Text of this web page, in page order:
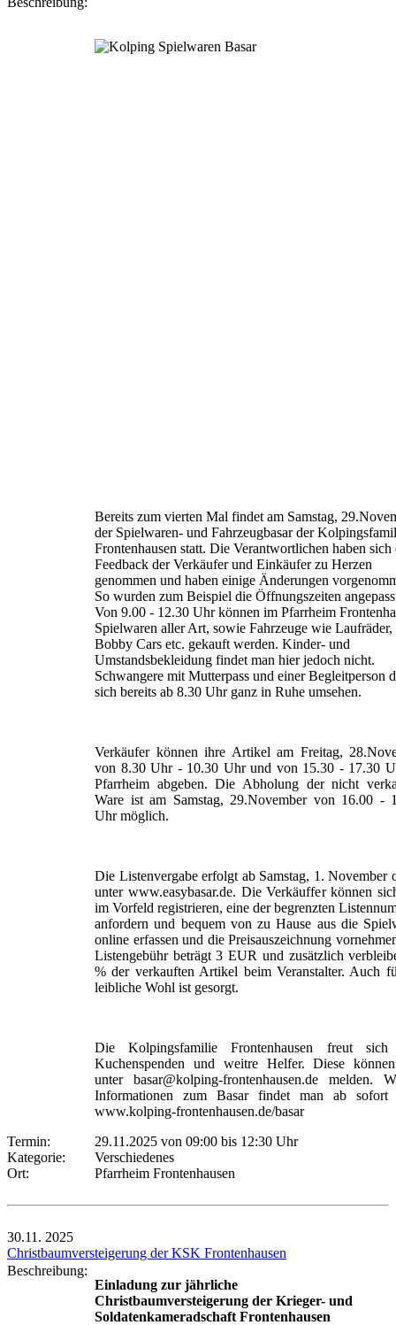
Bereits zum vierten Mal findet am Samstag,
der Spielwaren- und Fahrzeugbasar der
Frontenhausen statt. Die Verantwortlichen haben sich
Feedback der Verkäufer und Einkäufer zu Herzen
genommen und haben einige Änderungen
So wurden zum Beispiel die Öffnungszeiten
Von 9.00 - 12.30 Uhr können im Pfarrheim
Spielwaren aller Art, sowie Fahrzeuge wie Laufräder,
Bobby Cars etc. gekauft werden. Kinder- und
Umstandsbekleidung findet man hier jedoch nicht.
Schwangere mit Mutterpass und einer Begleitperson
sich bereits ab 8.30 Uhr ganz in Ruhe umsehen.
Verkäufer können ihre Artikel am Freitag,
von 8.30 Uhr - 10.30 Uhr und von 15.30 - 17.30
Pfarrheim abgeben. Die Abholung der nicht
Ware ist am Samstag, 29.November von 16.00 -
Uhr möglich.
Die Listenvergabe erfolgt ab Samstag, 1. November
unter www.easybasar.de. Die Verkäuffer können
im Vorfeld registrieren, eine der begrenzten
anfordern und bequem von zu Hause aus die
online erfassen und die Preisauszeichnung
Listengebühr beträgt 3 EUR und zusätzlich
% der verkauften Artikel beim Veranstalter. Auch
leibliche Wohl ist gesorgt.
Die Kolpingsfamilie Frontenhausen freut sich
Kuchenspenden und weitre Helfer. Diese
unter basar@kolping-frontenhausen.de melden.
Informationen zum Basar findet man ab sofort
www.kolping-frontenhausen.de/basar
Termin:
29.11.2025 von 09:00 bis 12:30 Uhr
Kategorie:
Verschiedenes
Ort:
Pfarrheim Frontenhausen
30.11. 2025
Christbaumversteigerung der KSK Frontenhausen
Beschreibung:
Einladung zur jährliche
Christbaumversteigerung der Krieger- und
Soldatenkameradschaft Frontenhausen